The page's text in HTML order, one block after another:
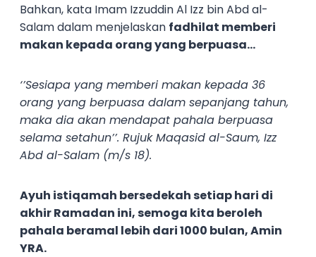
Bahkan, kata Imam Izzuddin Al Izz bin Abd al-
Salam dalam menjelaskan fadhilat memberi
makan kepada orang yang berpuasa…
‘’Sesiapa yang memberi makan kepada 36
orang yang berpuasa dalam sepanjang tahun,
maka dia akan mendapat pahala berpuasa
selama setahun’’. Rujuk Maqasid al-Saum, Izz
Abd al-Salam (m/s 18).
Ayuh istiqamah bersedekah setiap hari di
akhir Ramadan ini, semoga kita beroleh
pahala beramal lebih dari 1000 bulan, Amin
YRA.